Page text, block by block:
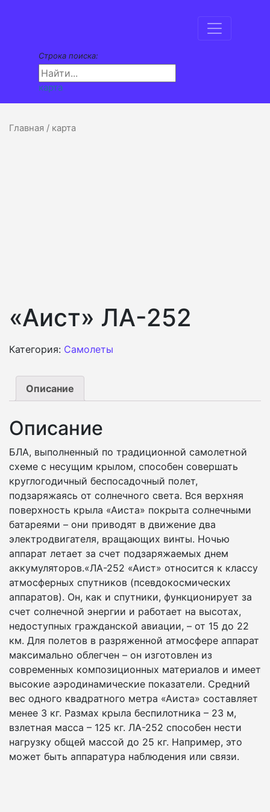
Строка поиска:
карта
Главная / карта
«Аист» ЛА-252
Категория: Самолеты
Описание
Описание
БЛА, выполненный по традиционной самолетной
схеме с несущим крылом, способен совершать
круглогодичный беспосадочный полет,
подзаряжаясь от солнечного света. Вся верхняя
поверхность крыла «Аиста» покрыта солнечными
батареями – они приводят в движение два
электродвигателя, вращающих винты. Ночью
аппарат летает за счет подзаряжаемых днем
аккумуляторов.«ЛА-252 «Аист» относится к классу
атмосферных спутников (псевдокосмических
аппаратов). Он, как и спутники, функционирует за
счет солнечной энергии и работает на высотах,
недоступных гражданской авиации, – от 15 до 22
км. Для полетов в разряженной атмосфере аппарат
максимально облегчен – он изготовлен из
современных композиционных материалов и имеет
высокие аэродинамические показатели. Средний
вес одного квадратного метра «Аиста» составляет
менее 3 кг. Размах крыла беспилотника – 23 м,
взлетная масса – 125 кг. ЛА-252 способен нести
нагрузку общей массой до 25 кг. Например, это
может быть аппаратура наблюдения или связи.